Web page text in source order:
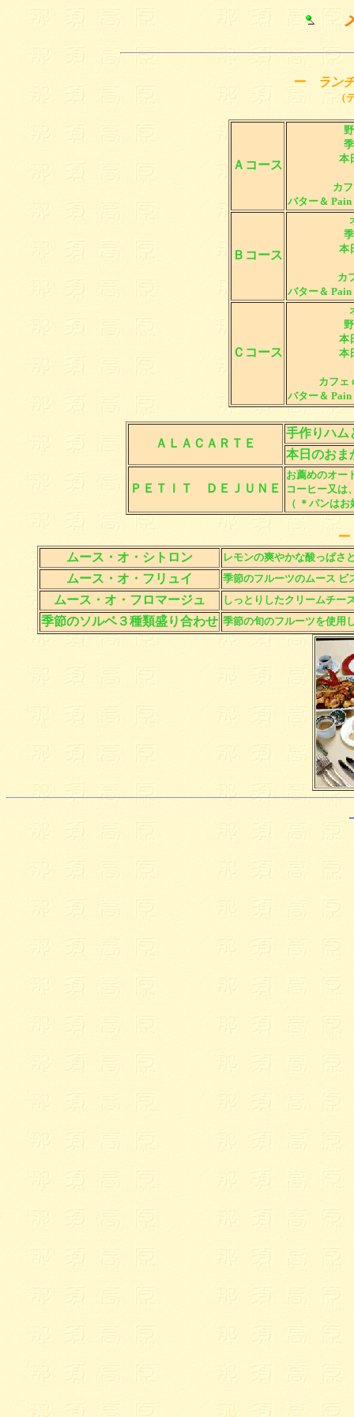
ー ラン
（
Ａコース
本
カ
バター＆
Ｂコース
本
カ
バター＆
Ｃコース
本
本
カフェ
バター＆
ＡＬＡＣＡＲＴＥ
手作りハム
本日のおま
ＰＥＴＩＴ ＤＥＪＵＮＥ
お薦めのオー
コーヒー又は
（ ＊パンは
ムース・オ・シトロン
レモンの爽やかな酸っぱさ
ムース・オ・フリュイ 季節のフルーツのムース ビ
ムース・オ・フロマージュ しっとりしたクリームチー
季節のソルベ３種類盛り合わせ 季節の旬のフルーツを使用